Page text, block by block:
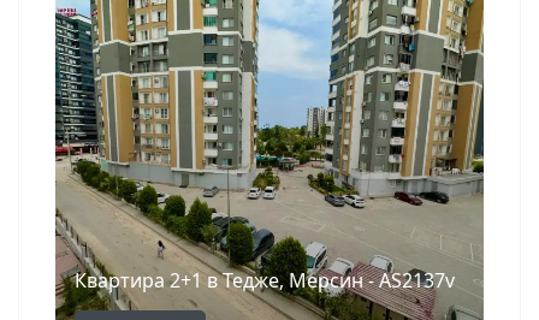
Квартира 2+1 в Тедже, Мерсин - AS2137v